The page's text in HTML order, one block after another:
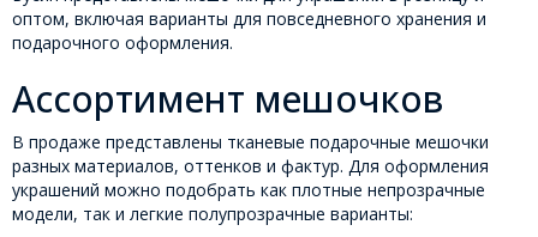
оптом, включая варианты для повседневного хранения и
подарочного оформления.
Ассортимент мешочков
В продаже представлены тканевые подарочные мешочки
разных материалов, оттенков и фактур. Для оформления
украшений можно подобрать как плотные непрозрачные
модели, так и легкие полупрозрачные варианты: